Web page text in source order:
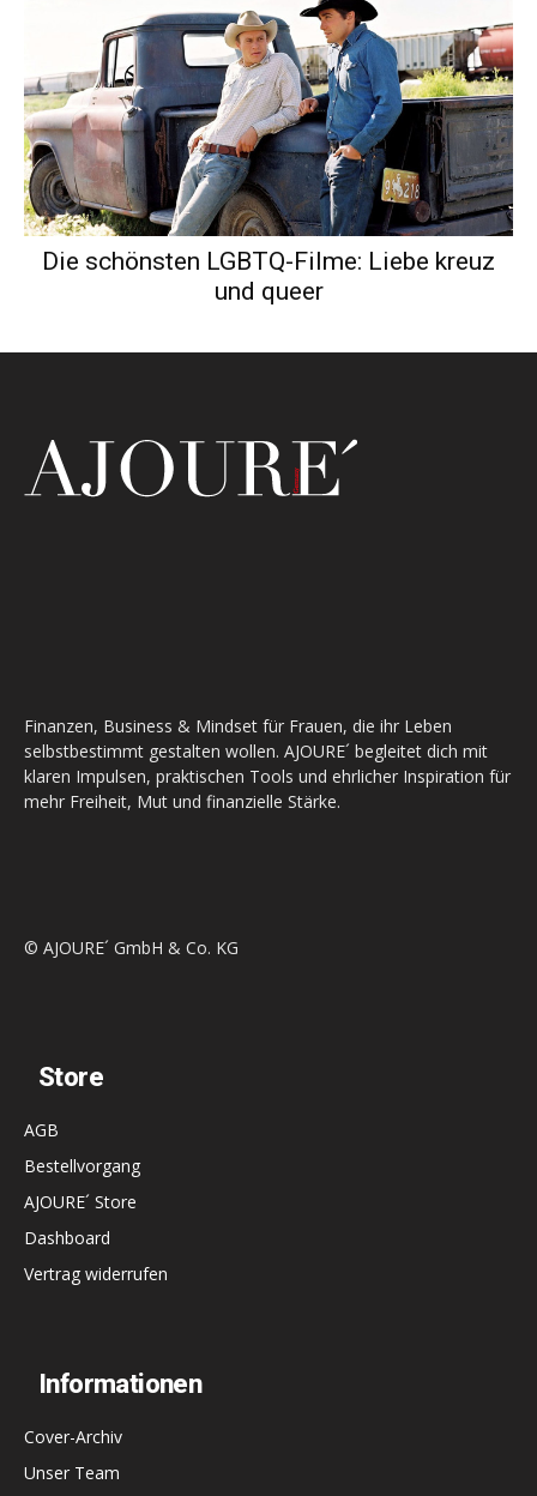
Die schönsten LGBTQ-Filme: Liebe kreuz
und queer
Finanzen, Business & Mindset für Frauen, die ihr Leben
selbstbestimmt gestalten wollen. AJOURE´ begleitet dich mit
klaren Impulsen, praktischen Tools und ehrlicher Inspiration für
mehr Freiheit, Mut und finanzielle Stärke.
© AJOURE´ GmbH & Co. KG
Store
AGB
Bestellvorgang
AJOURE´ Store
Dashboard
Vertrag widerrufen
Informationen
Cover-Archiv
Unser Team